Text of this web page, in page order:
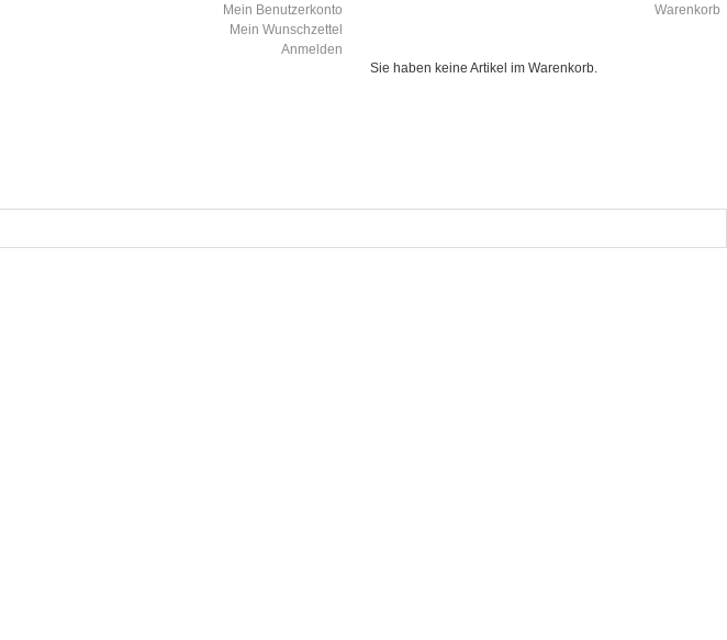
Warenkorb
Sie haben keine Artikel im Warenkorb.
Mein Benutzerkonto
Mein Wunschzettel
Anmelden